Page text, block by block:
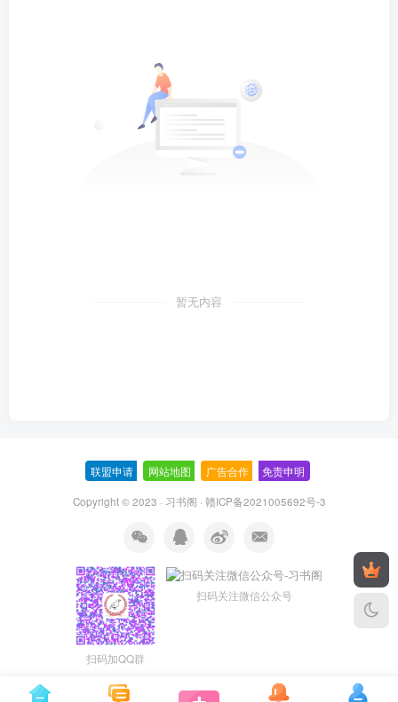
暂无内容
联盟申请 网站地图 广告合作 免责申明
Copyright © 2023 · 习书阁 · 赣ICP备2021005692号-3
扫码加QQ群
扫码关注微信公众号